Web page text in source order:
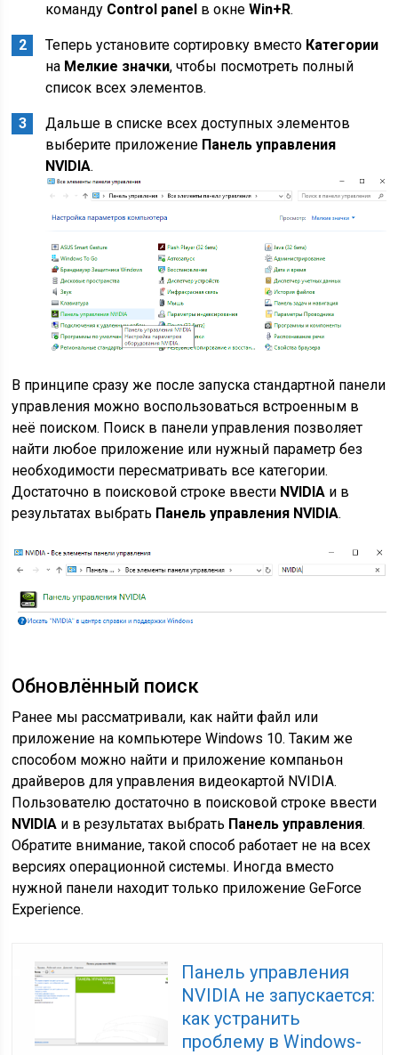
команду Control panel в окнеWin+R.
Теперь установите сортировку вместо Категории
на Мелкие значки, чтобы посмотреть полный
список всех элементов.
Дальше в списке всех доступных элементов
выберите приложение Панель управления
NVIDIA.
В принципе сразу же после запуска стандартной панели
управления можно воспользоваться встроенным в
неё поиском. Поиск в панели управления позволяет
найти любое приложение или нужный параметр без
необходимости пересматривать все категории.
Достаточно в поисковой строке ввести NVIDIA и в
результатах выбрать Панель управления NVIDIA.
Обновлённый поиск
Ранее мы рассматривали, как найти файл или
приложение на компьютере Windows 10. Таким же
способом можно найти и приложение компаньон
драйверов для управления видеокартой NVIDIA.
Пользователю достаточно в поисковой строке ввести
NVIDIA и в результатах выбрать Панель управления.
Обратите внимание, такой способ работает не на всех
версиях операционной системы. Иногда вместо
нужной панели находит только приложение GeForce
Experience.
Панель управления
NVIDIA не запускается:
как устранить
проблему в Windows-